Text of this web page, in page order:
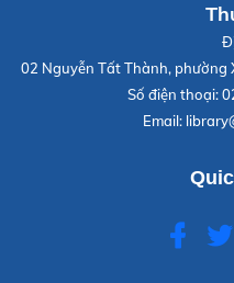
02 Nguyễn Tất Thành, phường
Số điện thoại:
Email: